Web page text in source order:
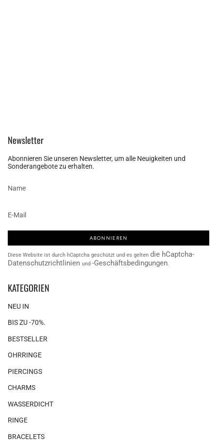
Newsletter
Abonnieren Sie unseren Newsletter, um alle Neuigkeiten und
Sonderangebote zu erhalten.
ABONNIEREN
Diese Website ist durch hCaptcha geschützt und es gelten die hCaptcha-
Datenschutzrichtlinien und -Geschäftsbedingungen.
KATEGORIEN
NEU IN
BIS ZU -70%.
BESTSELLER
OHRRINGE
PIERCINGS
CHARMS
WASSERDICHT
RINGE
BRACELETS